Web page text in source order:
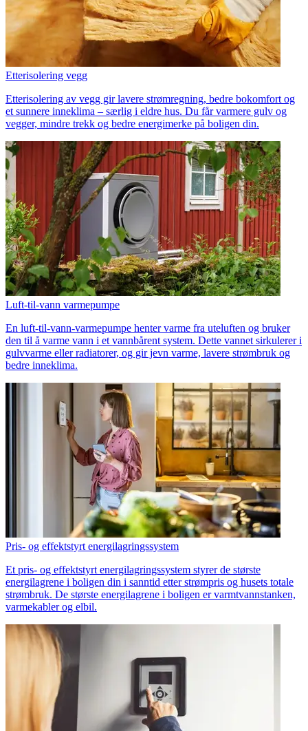
Etterisolering vegg
Etterisolering av vegg gir lavere strømregning, bedre bokomfort og
et sunnere inneklima – særlig i eldre hus. Du får varmere gulv og
vegger, mindre trekk og bedre energimerke på boligen din.
Luft-til-vann varmepumpe
En luft-til-vann-varmepumpe henter varme fra uteluften og bruker
den til å varme vann i et vannbårent system. Dette vannet sirkulerer i
gulvvarme eller radiatorer, og gir jevn varme, lavere strømbruk og
bedre inneklima.
Pris- og effektstyrt energilagringssystem
Et pris- og effektstyrt energilagringssystem styrer de største
energilagrene i boligen din i sanntid etter strømpris og husets totale
strømbruk. De største energilagrene i boligen er varmtvannstanken,
varmekabler og elbil.